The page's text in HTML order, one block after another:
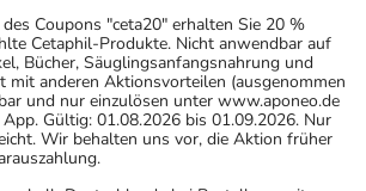
Coupons "ceta20" erhalten Sie 20 %
Cetaphil-Produkte. Nicht anwendbar auf
Bücher, Säuglingsanfangsnahrung und
mit anderen Aktionsvorteilen (ausgenommen
und nur einzulösen unter www.aponeo.de
Gültig: 01.08.2026 bis 01.09.2026. Nur
Wir behalten uns vor, die Aktion früher